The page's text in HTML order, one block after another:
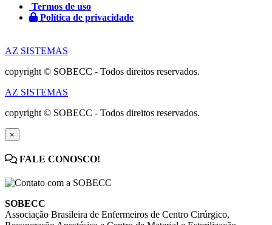
Termos de uso
Política de privacidade
AZ SISTEMAS
copyright © SOBECC - Todos direitos reservados.
AZ SISTEMAS
copyright © SOBECC - Todos direitos reservados.
×
FALE CONOSCO!
SOBECC
Associação Brasileira de Enfermeiros de Centro Cirúrgico,